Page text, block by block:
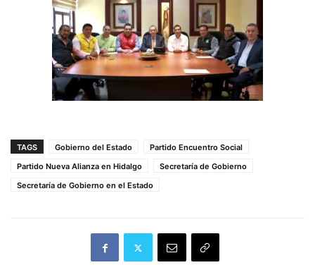
TAGS Gobierno del Estado
Partido Encuentro Social
Partido Nueva Alianza en Hidalgo
Secretaría de Gobierno
Secretaría de Gobierno en el Estado